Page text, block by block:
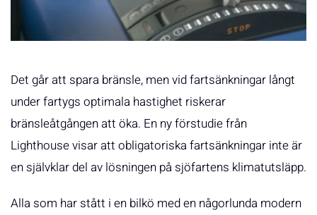
Det går att spara bränsle, men vid fartsänkningar långt
under fartygs optimala hastighet riskerar
bränsleåtgången att öka. En ny förstudie från
Lighthouse visar att obligatoriska fartsänkningar inte är
en självklar del av lösningen på sjöfartens klimatutsläpp.
Alla som har stått i en bilkö med en någorlunda modern